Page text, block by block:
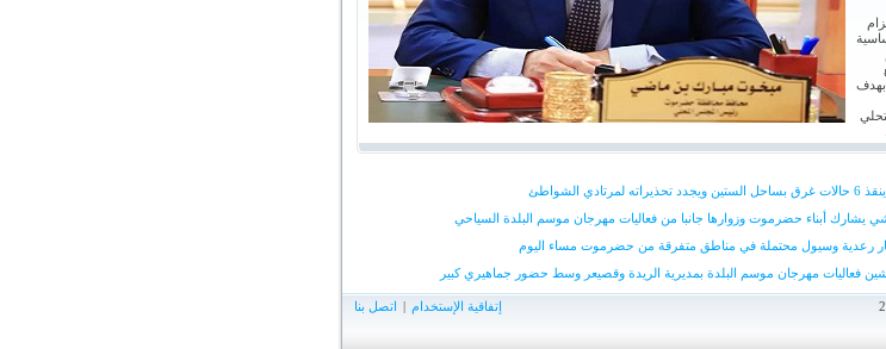
بهدف
الشواطئ
يشارك أبناء حضرموت وزوارها جانبا من فعاليات مهرجان موسم البلدة السياحي
رعدية وسيول محتملة في مناطق متفرقة من حضرموت مساء اليوم
فعاليات مهرجان موسم البلدة بمديرية الريدة وقصيعر وسط حضور جماهيري كبير
اتصل بنا | إتفاقية الإستخدام